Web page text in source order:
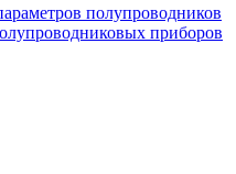
полупроводников
приборов